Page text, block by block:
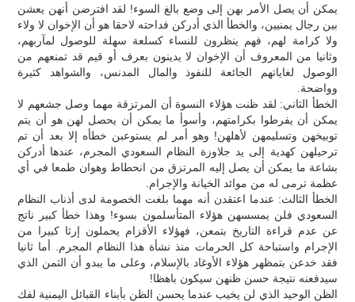
يمكن أن يصل الأمر بهن إلى وضع بالغ السوء! لقد افترضن أنهن يعشن
بين رجال يمنيين، والخطأ الذي أدركن فداحته لاحقا هو أن الإخوان لا ولاء
ولا كرامة لهم، فهم ينظرون للنساء كسلعة سهلة للوصول لمآربهم،
وثانيا من المعروف أن الإخوان لا يدينون بعرف أو قيم قد تمنعهم من
الوصول لغاياتهم الجائعة للنفوذ والمال المدنس، والشواهد كثيرة
وواضحة.
الخطأ الثاني: لقد ظنت هؤلاء النسوة أن المرتزقة مهما وصل جشعهم لا
يمكن أن يفرطوا بكرامتهم، وأسوأ ما يمكن أن يحصل لهن هو أن يتم
توبيخهن وتسليمهن لأهلهن! وهو أمر لم يستوعبن خطأه إلا بعد أن تم
ترحيلهن كهدية إلى يد جلاوزة النظام السعودي المجرم، عندها أدركن
بشاعة ما يمكن أن يصل إليه المرتزق من انحطاط وهوان طمعا في أي
عظمة ترمى له من موائد الخيانة والإجرام.
الخطأ الثالث: عندما اعتقدن أنه مهما بلغت الخصومة لدى أذناب النظام
السعودي فلن يمسسهن هؤلاء المتأسلمون بسوء! وهذا خطأ كبير ناتج
عن عدم قراءة التاريخ بتمعن، فهؤلاء الأقزام يحملون إرثا كبيرا من
الإجرام واستباحة كل الحرمات منذ نشأة هذا النظام المجرم. أما ثانيا
فقد خدعن بتمظهر هؤلاء الأوغاد بالإسلام، وعلى ما يبدو أن الثمن الذي
سيدفعنه نتيجة حسن ظنهن سيكون باهظا!
الظن الوحيد الذي لن يخيب عندما يحسن الظن بأبناء القبائل اليمنية لفك